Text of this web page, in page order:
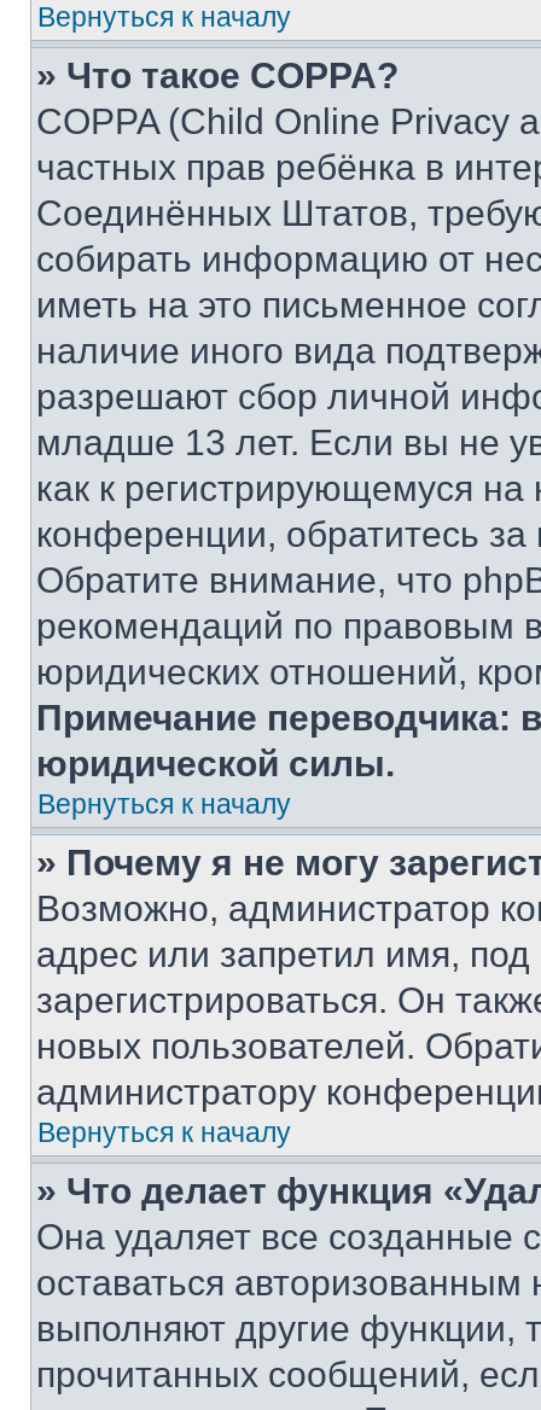
Вернуться к началу
» Что такое COPPA?
COPPA (Child Online Privacy
частных прав ребёнка в
Соединённых Штатов,
собирать информацию от
иметь на это письменное
наличие иного вида
разрешают сбор личной
младше 13 лет. Если вы не
как к регистрирующемуся
конференции, обратитесь
Обратите внимание, что
рекомендаций по правовым
юридических отношений,
Примечание переводчика:
юридической силы.
Вернуться к началу
» Почему я не могу
Возможно, администратор
адрес или запретил имя,
зарегистрироваться. Он
новых пользователей.
администратору
Вернуться к началу
» Что делает функция
Она удаляет все созданные
оставаться
выполняют другие функции,
прочитанных сообщений,